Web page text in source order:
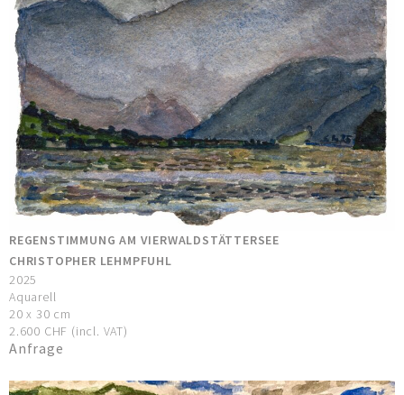
REGENSTIMMUNG AM VIERWALDSTÄTTERSEE
CHRISTOPHER LEHMPFUHL
2025
Aquarell
20 x 30 cm
2.600 CHF (incl. VAT)
Anfrage